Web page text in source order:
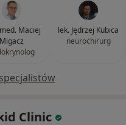
Maciej
Migacz
lek. Jędrzej Kubica
neurochirurg
Clinic